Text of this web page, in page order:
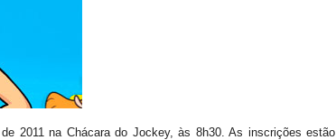
2011 na Chácara do Jockey, às 8h30. As inscrições estão